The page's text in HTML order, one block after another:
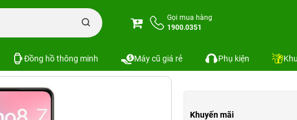
Gọi mua hàng
1900.0351
Đồng hồ thông minh Máy cũ giá rẻ Phụ kiện
Khuyến mãi